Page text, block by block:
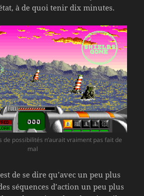
à de quoi tenir dix minutes.
de possibilités n’aurait vraiment pas fait de
mal
de se dire qu’avec un peu plus
séquences d’action un peu plus